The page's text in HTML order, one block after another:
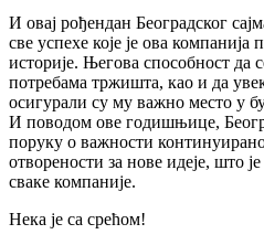
И овај рођендан Београдског
све успехе које је ова компанија
историје. Његова способност да
потребама тржишта, као и да
осигурали су му важно место у
И поводом ове годишњице,
поруку о важности
отворености за нове идеје, што
сваке компаније.
Нека је са срећом!